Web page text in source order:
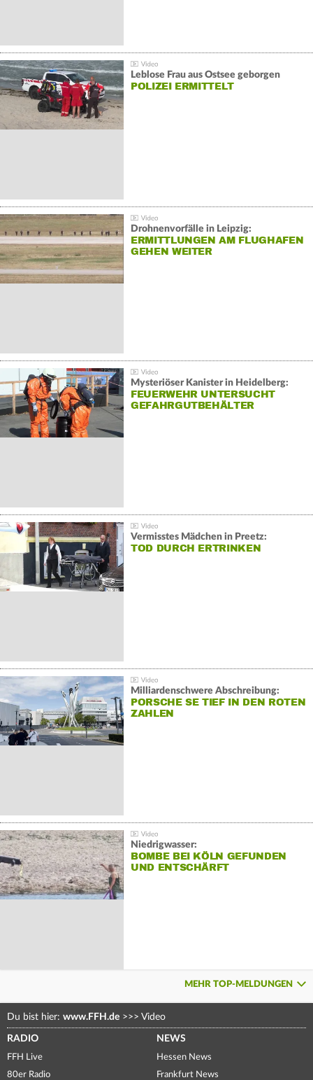
Leblose Frau aus Ostsee geborgen
POLIZEI ERMITTELT
Drohnenvorfälle in Leipzig:
ERMITTLUNGEN AM FLUGHAFEN
GEHEN WEITER
Mysteriöser Kanister in Heidelberg:
FEUERWEHR UNTERSUCHT
GEFAHRGUTBEHÄLTER
Vermisstes Mädchen in Preetz:
TOD DURCH ERTRINKEN
Milliardenschwere Abschreibung:
PORSCHE SE TIEF IN DEN ROTEN
ZAHLEN
Niedrigwasser:
BOMBE BEI KÖLN GEFUNDEN
UND ENTSCHÄRFT
MEHR TOP-MELDUNGEN
Du bist hier: www.FFH.de >>> Video
RADIO
FFH Live
80er Radio
NEWS
Hessen News
Frankfurt News